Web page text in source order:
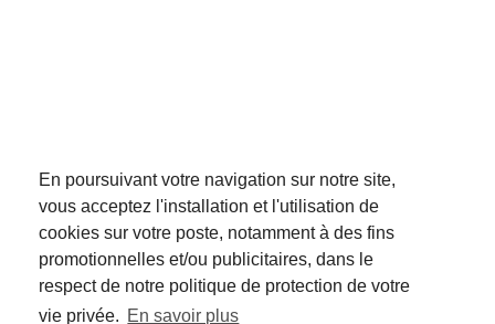
En poursuivant votre navigation sur notre site,
vous acceptez l'installation et l'utilisation de
cookies sur votre poste, notamment à des fins
promotionnelles et/ou publicitaires, dans le
respect de notre politique de protection de votre
vie privée. En savoir plus
SUIVEZ-NOUS :